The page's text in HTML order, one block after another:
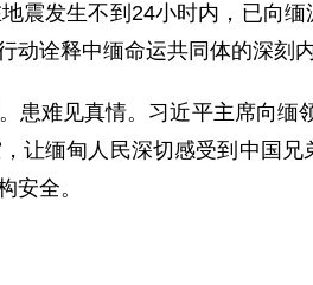
震发生不到24小时内，已向
诠释中缅命运共同体的深刻内
患难见真情。习近平主席向缅
缅甸人民深切感受到中国兄
安全。